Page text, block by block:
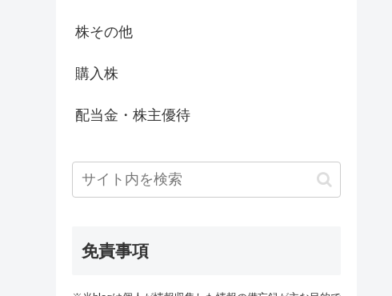
株その他
購入株
配当金・株主優待
免責事項